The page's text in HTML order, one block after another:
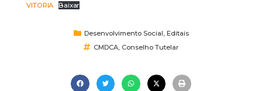
VITORIA
Baixar
Desenvolvimento Social Editais
CMDCA Conselho Tutelar